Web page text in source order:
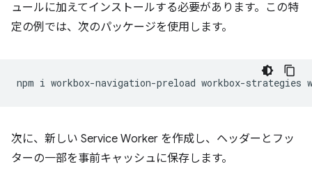
ュールに加えてインストールする必要があります。この特
定の例では、次のパッケージを使用します。
npm i workbox-navigation-preload workbox-strategies
次に、新しい Service Worker を作成し、ヘッダーとフッ
ターの一部を事前キャッシュに保存します。